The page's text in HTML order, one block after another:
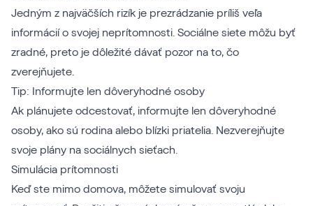
Jedným z najväčších rizík je prezrádzanie príliš veľa
informácií o svojej neprítomnosti. Sociálne siete môžu byť
zradné, preto je dôležité dávať pozor na to, čo
zverejňujete.
Tip: Informujte len dôveryhodné osoby
Ak plánujete odcestovať, informujte len dôveryhodné
osoby, ako sú rodina alebo blízki priatelia. Nezverejňujte
svoje plány na sociálnych sieťach.
Simulácia prítomnosti
Keď ste mimo domova, môžete simulovať svoju